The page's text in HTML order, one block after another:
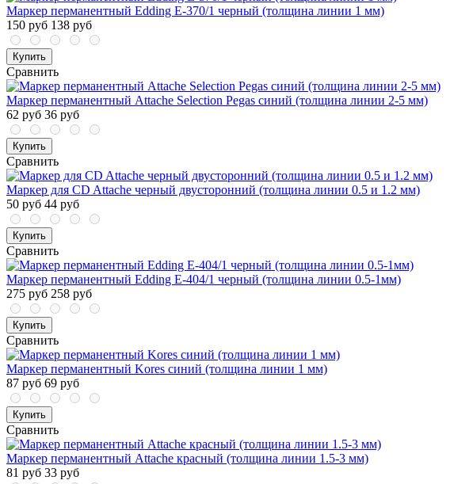
Маркер перманентный Edding E-370/1 черный (толщина линии 1 мм)
150 руб 138 руб
Купить
Сравнить
Маркер перманентный Attache Selection Pegas синий (толщина линии 2-5 мм)
62 руб 36 руб
Купить
Сравнить
Маркер для CD Attache черный двусторонний (толщина линии 0.5 и 1.2 мм)
50 руб 44 руб
Купить
Сравнить
Маркер перманентный Edding E-404/1 черный (толщина линии 0.5-1мм)
275 руб 258 руб
Купить
Сравнить
Маркер перманентный Kores синий (толщина линии 1 мм)
87 руб 69 руб
Купить
Сравнить
Маркер перманентный Attache красный (толщина линии 1.5-3 мм)
81 руб 33 руб